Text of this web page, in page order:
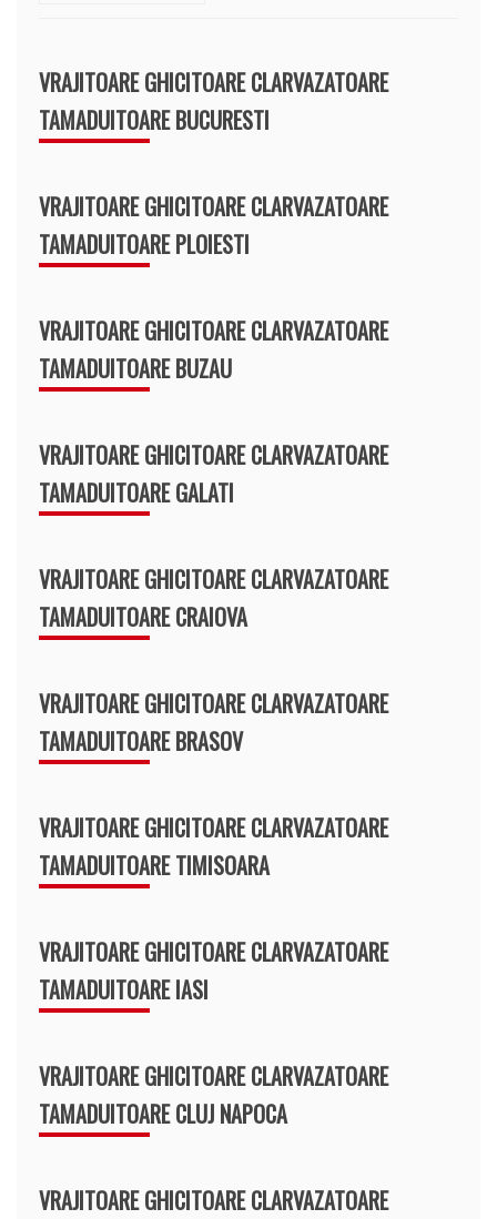
VRAJITOARE GHICITOARE CLARVAZATOARE
TAMADUITOARE BUCURESTI
VRAJITOARE GHICITOARE CLARVAZATOARE
TAMADUITOARE PLOIESTI
VRAJITOARE GHICITOARE CLARVAZATOARE
TAMADUITOARE BUZAU
VRAJITOARE GHICITOARE CLARVAZATOARE
TAMADUITOARE GALATI
VRAJITOARE GHICITOARE CLARVAZATOARE
TAMADUITOARE CRAIOVA
VRAJITOARE GHICITOARE CLARVAZATOARE
TAMADUITOARE BRASOV
VRAJITOARE GHICITOARE CLARVAZATOARE
TAMADUITOARE TIMISOARA
VRAJITOARE GHICITOARE CLARVAZATOARE
TAMADUITOARE IASI
VRAJITOARE GHICITOARE CLARVAZATOARE
TAMADUITOARE CLUJ NAPOCA
VRAJITOARE GHICITOARE CLARVAZATOARE